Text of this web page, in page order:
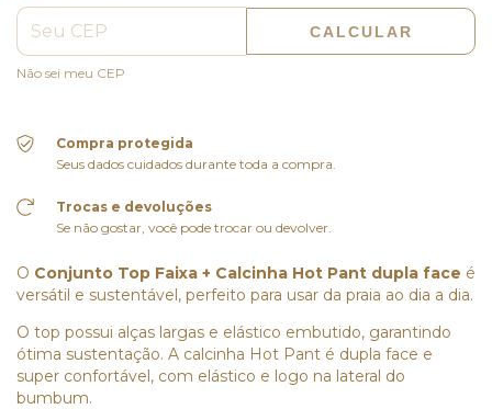
CALCULAR
Não sei meu CEP
Compra protegida
Seus dados cuidados durante toda a compra.
Trocas e devoluções
Se não gostar, você pode trocar ou devolver.
O Conjunto Top Faixa + Calcinha Hot Pant dupla face é
versátil e sustentável, perfeito para usar da praia ao dia a dia.
O top possui alças largas e elástico embutido, garantindo
ótima sustentação. A calcinha Hot Pant é dupla face e
super confortável, com elástico e logo na lateral do
bumbum.